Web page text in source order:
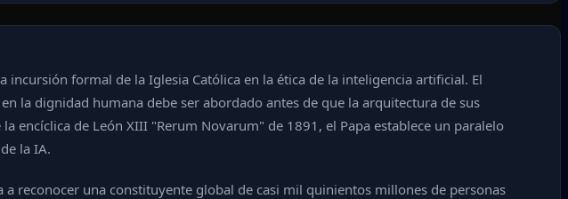
formal de la Iglesia Católica en la ética de la inteligencia artificial. El
la dignidad humana debe ser abordado antes de que la arquitectura de sus
encíclica de León XIII "Rerum Novarum" de 1891, el Papa establece un paralelo
la IA.
reconocer una constituyente global de casi mil quinientos millones de personas